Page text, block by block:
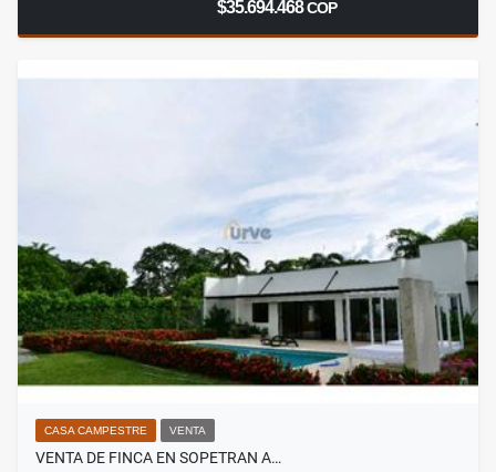
$35.694.468COP
CASA CAMPESTRE VENTA
VENTA DE FINCA EN SOPETRAN A…